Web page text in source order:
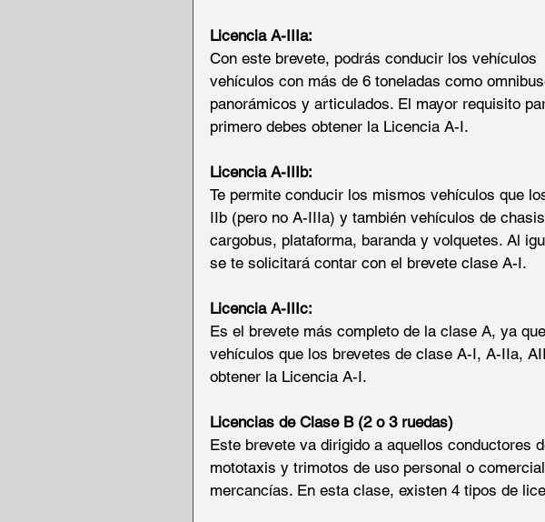
Licencia A-IIIa:
Con este brevete, podrás conducir los vehículos
vehículos con más de 6 toneladas como
panorámicos y articulados. El mayor requisito
primero debes obtener la Licencia A-I.
Licencia A-IIIb:
Te permite conducir los mismos vehículos que
IIb (pero no A-IIIa) y también vehículos de
cargobus, plataforma, baranda y volquetes. Al
se te solicitará contar con el brevete clase A-I.
Licencia A-IIIc:
Es el brevete más completo de la clase A, ya
vehículos que los brevetes de clase A-I, A-IIa,
obtener la Licencia A-I.
Licencias de Clase B (2 o 3 ruedas)
Este brevete va dirigido a aquellos conductores
mototaxis y trimotos de uso personal o
mercancías. En esta clase, existen 4 tipos de